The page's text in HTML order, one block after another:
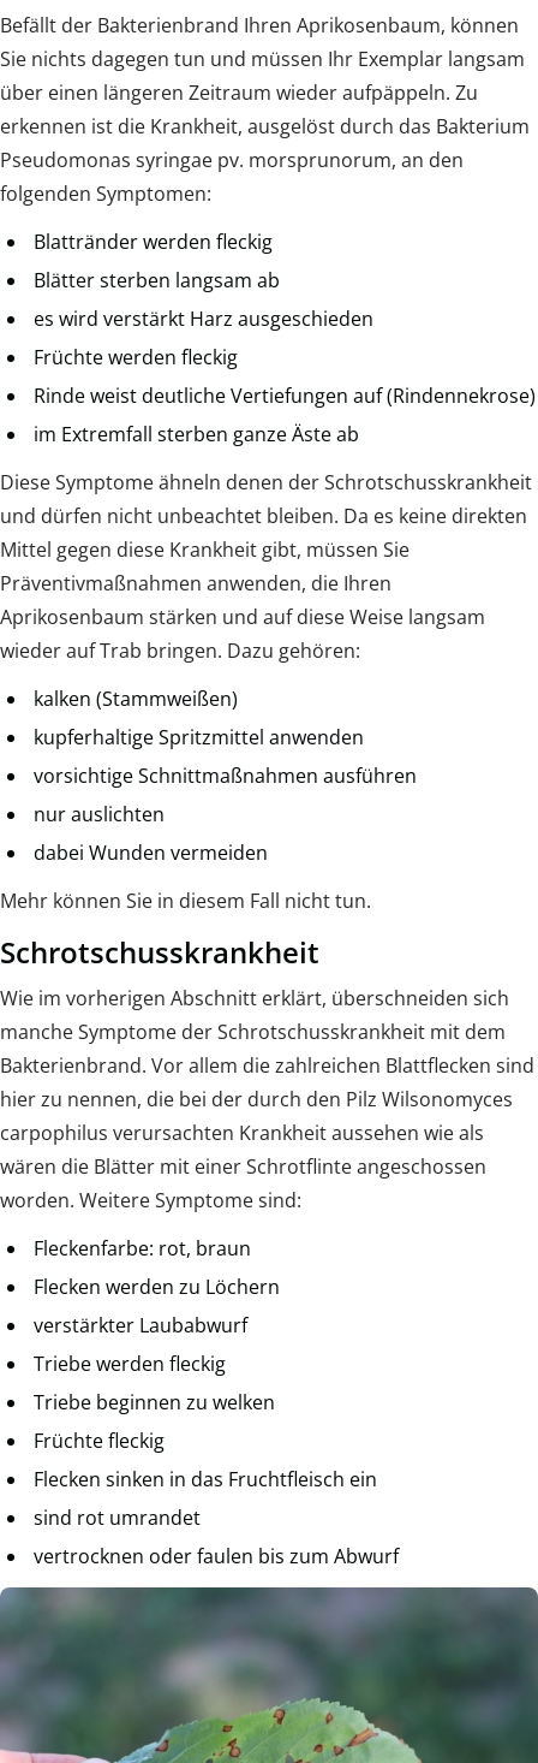
Befällt der Bakterienbrand Ihren Aprikosenbaum, können
Sie nichts dagegen tun und müssen Ihr Exemplar langsam
über einen längeren Zeitraum wieder aufpäppeln. Zu
erkennen ist die Krankheit, ausgelöst durch das Bakterium
Pseudomonas syringae pv. morsprunorum, an den
folgenden Symptomen:
Blattränder werden fleckig
Blätter sterben langsam ab
es wird verstärkt Harz ausgeschieden
Früchte werden fleckig
Rinde weist deutliche Vertiefungen auf (Rindennekrose)
im Extremfall sterben ganze Äste ab
Diese Symptome ähneln denen der Schrotschusskrankheit
und dürfen nicht unbeachtet bleiben. Da es keine direkten
Mittel gegen diese Krankheit gibt, müssen Sie
Präventivmaßnahmen anwenden, die Ihren
Aprikosenbaum stärken und auf diese Weise langsam
wieder auf Trab bringen. Dazu gehören:
kalken (Stammweißen)
kupferhaltige Spritzmittel anwenden
vorsichtige Schnittmaßnahmen ausführen
nur auslichten
dabei Wunden vermeiden
Mehr können Sie in diesem Fall nicht tun.
Schrotschusskrankheit
Wie im vorherigen Abschnitt erklärt, überschneiden sich
manche Symptome der Schrotschusskrankheit mit dem
Bakterienbrand. Vor allem die zahlreichen Blattflecken sind
hier zu nennen, die bei der durch den Pilz Wilsonomyces
carpophilus verursachten Krankheit aussehen wie als
wären die Blätter mit einer Schrotflinte angeschossen
worden. Weitere Symptome sind:
Fleckenfarbe: rot, braun
Flecken werden zu Löchern
verstärkter Laubabwurf
Triebe werden fleckig
Triebe beginnen zu welken
Früchte fleckig
Flecken sinken in das Fruchtfleisch ein
sind rot umrandet
vertrocknen oder faulen bis zum Abwurf